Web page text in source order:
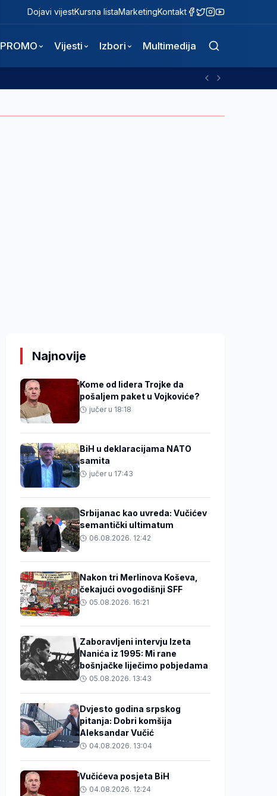
Dojavi vijestKursna listaMarketingKontakt
PROMO Vijesti Izbori Multimedija
Najnovije
Kome od lidera Trojke da
pošaljem paket u Vojkoviće?
jučer u 18:18
BiH u deklaracijama NATO
samita
jučer u 17:43
Srbijanac kao uvreda: Vučićev
semantički ultimatum
06.08.2026. 12:42
Nakon tri Merlinova Koševa,
čekajući ovogodišnji SFF
05.08.2026. 16:21
Zaboravljeni intervju Izeta
Nanića iz 1995: Mi rane
bošnjačke liječimo pobjedama
05.08.2026. 13:43
Dvjesto godina srpskog
pitanja: Dobri komšija
Aleksandar Vučić
04.08.2026. 13:04
Vučićeva posjeta BiH
04.08.2026. 12:24